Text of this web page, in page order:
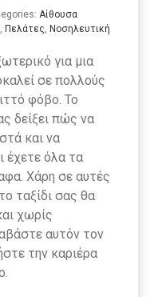
Αίθουσα
Πελάτες Νοσηλευτική
για μια
σε πολλούς
φόβο. Το
δείξει πώς να
και να
έχετε όλα τα
Χάρη σε αυτές
ταξίδι σας θα
χωρίς
αυτόν τον
την καριέρα